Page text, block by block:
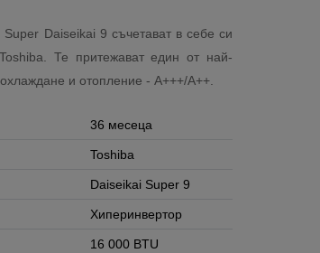
Daiseikai 9 съчетават в себе си
Те притежават един от най-
и отопление - A+++/A++.
36 месеца
Toshiba
Daiseikai Super 9
Хиперинвертор
16 000 BTU